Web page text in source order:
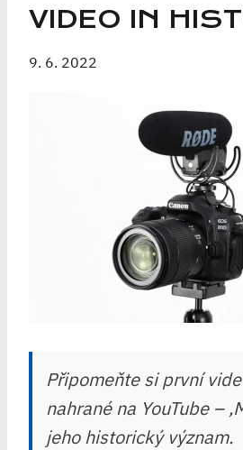
VIDEO IN
9. 6. 2022
Připomeňte si první
nahrané na YouTube –
jeho historický význam.